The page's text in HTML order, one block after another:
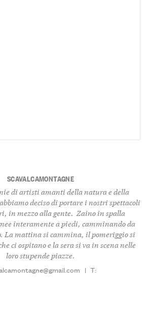
SCAVALCAMONTAGNE
di artisti amanti della natura e della
deciso di portare i nostri spettacoli
in mezzo alla gente. Zaino in spalla
interamente a piedi, camminando da
La mattina si cammina, il pomeriggio si
ci ospitano e la sera si va in scena nelle
loro stupende piazze.
| T: